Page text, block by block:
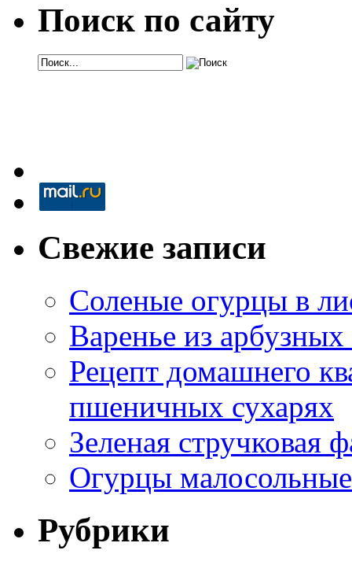
Поиск по сайту
Свежие записи
Соленые огурцы в
Варенье из
Рецепт домашнего
пшеничных сухарях
Зеленая стручковая
Огурцы
Рубрики